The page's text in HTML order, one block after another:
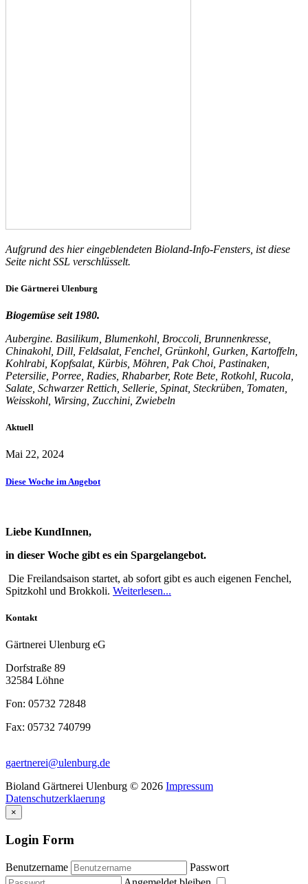
Aufgrund des hier eingeblendeten Bioland-Info-Fensters, ist diese
Seite nicht SSL verschlüsselt.
Die Gärtnerei Ulenburg
Biogemüse seit 1980.
Aubergine. Basilikum, Blumenkohl, Broccoli, Brunnenkresse,
Chinakohl, Dill, Feldsalat, Fenchel, Grünkohl, Gurken, Kartoffeln,
Kohlrabi, Kopfsalat, Kürbis, Möhren, Pak Choi, Pastinaken,
Petersilie, Porree, Radies, Rhabarber, Rote Bete, Rotkohl, Rucola,
Salate, Schwarzer Rettich, Sellerie, Spinat, Steckrüben, Tomaten,
Weisskohl, Wirsing, Zucchini, Zwiebeln
Aktuell
Mai 22, 2024
Diese Woche im Angebot
Liebe KundInnen,
in dieser Woche gibt es ein Spargelangebot.
Die Freilandsaison startet, ab sofort gibt es auch eigenen Fenchel,
Spitzkohl und Brokkoli. Weiterlesen...
Kontakt
Gärtnerei Ulenburg eG
Dorfstraße 89
32584 Löhne
Fon: 05732 72848
Fax: 05732 740799
gaertnerei@ulenburg.de
Bioland Gärtnerei Ulenburg © 2026 Impressum
Datenschutzerklaerung
×
Login Form
Benutzername
Passwort